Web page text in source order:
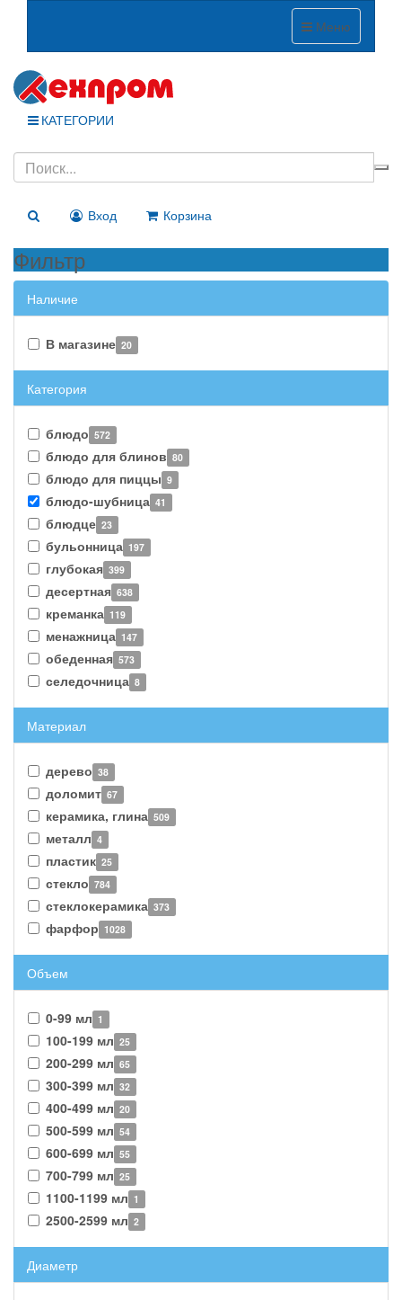
Меню
КАТЕГОРИИ
Вход Корзина
Фильтр
Наличие
В магазине 20
Категория
блюдо 572
блюдо для блинов 80
блюдо для пиццы 9
блюдо-шубница 41
блюдце 23
бульонница 197
глубокая 399
десертная 638
креманка 119
менажница 147
обеденная 573
селедочница 8
Материал
дерево 38
доломит 67
керамика, глина 509
металл 4
пластик 25
стекло 784
стеклокерамика 373
фарфор 1028
Объем
0-99 мл 1
100-199 мл 25
200-299 мл 65
300-399 мл 32
400-499 мл 20
500-599 мл 54
600-699 мл 55
700-799 мл 25
1100-1199 мл 1
2500-2599 мл 2
Диаметр